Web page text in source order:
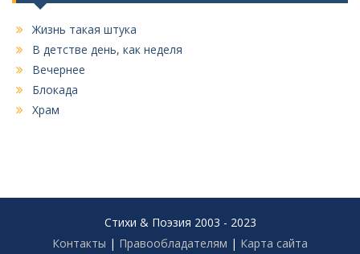
Жизнь такая штука
В детстве день, как неделя
Вечернее
Блокада
Храм
Стихи & Поэзия 2003 - 2023
Контакты | Правообладателям | Карта сайта